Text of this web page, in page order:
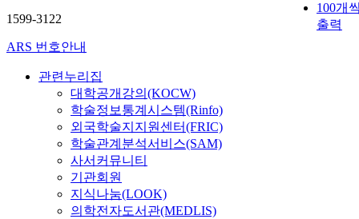
100개
출력
1599-3122
ARS 번호안내
관련누리집
대학공개강의(KOCW)
학술정보통계시스템(Rinfo)
외국학술지지원센터(FRIC)
학술관계분석서비스(SAM)
사서커뮤니티
기관회원
지식나눔(LOOK)
의학전자도서관(MEDLIS)